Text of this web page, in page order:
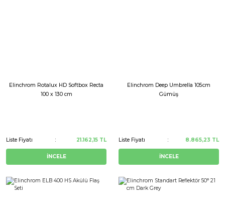
Elinchrom Rotalux HD Softbox Recta
100 x 130 cm
Liste Fiyatı 21.162,15 TL
İNCELE
Elinchrom Deep Umbrella 105cm
Gümüş
Liste Fiyatı 8.865,23 TL
İNCELE